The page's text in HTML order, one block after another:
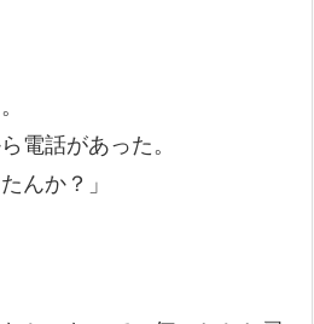
電話があった。
んか？」